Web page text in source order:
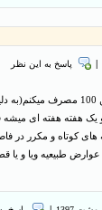
پاسخ به این نظر
هفته هفته ای میشه
کوتاه و مکرر در
عوارض طبیعیه ویا و